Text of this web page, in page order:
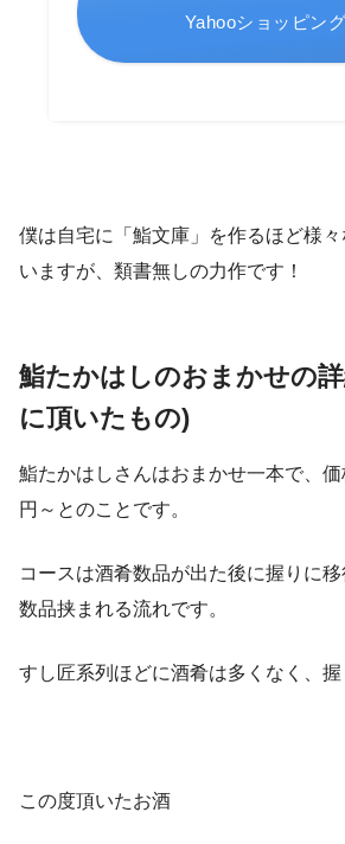
Yahooショッピング
僕は自宅に「鮨文庫」を作るほど様
いますが、類書無しの力作です！
鮨たかはしのおまかせの
に頂いたもの)
鮨たかはしさんはおまかせ一本で、
円～とのことです。
コースは酒肴数品が出た後に握りに
数品挟まれる流れです。
すし匠系列ほどに酒肴は多くなく、握
この度頂いたお酒